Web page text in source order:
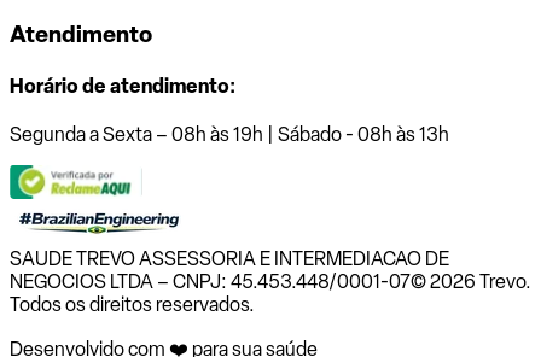
Atendimento
Horário de atendimento:
Segunda a Sexta – 08h às 19h | Sábado - 08h às 13h
SAUDE TREVO ASSESSORIA E INTERMEDIACAO DE
NEGOCIOS LTDA – CNPJ: 45.453.448/0001-07© 2026 Trevo.
Todos os direitos reservados.
Desenvolvido com ❤️ para sua saúde